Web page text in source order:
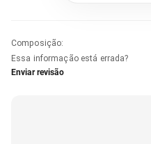
Composição:
Essa informação está errada?
Enviar revisão